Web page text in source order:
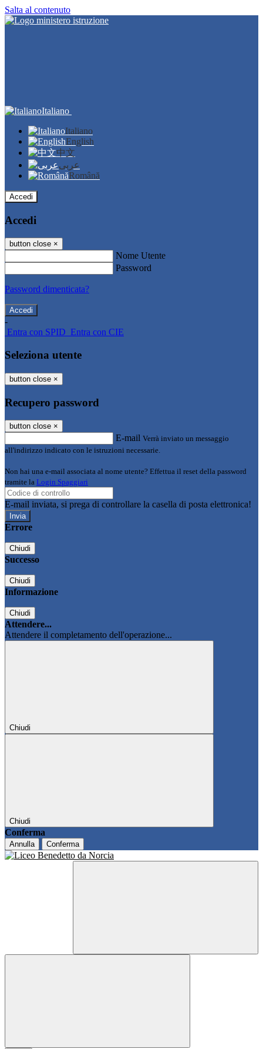
Salta al contenuto
Italiano
Italiano
English
中文
عربى
Română
Accedi
Accedi
button close ×
Nome Utente
Password
Password dimenticata?
-
Entra con SPID Entra con CIE
Seleziona utente
button close ×
Recupero password
button close ×
E-mail Verrà inviato un messaggio
all'indirizzo indicato con le istruzioni necessarie.
Non hai una e-mail associata al nome utente? Effettua il reset della password
tramite la Login Spaggiari
E-mail inviata, si prega di controllare la casella di posta elettronica!
Errore
Chiudi
Successo
Chiudi
Informazione
Chiudi
Attendere...
Attendere il completamento dell'operazione...
Chiudi
Chiudi
Conferma
Annulla Conferma